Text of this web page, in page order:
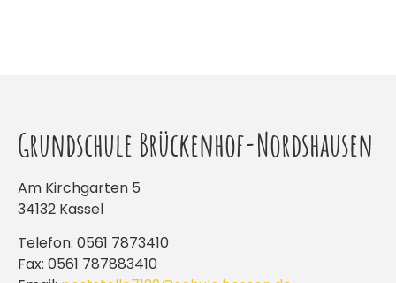
Grundschule Brückenhof-Nordshausen
Am Kirchgarten 5
34132 Kassel
Telefon: 0561 7873410
Fax: 0561 787883410